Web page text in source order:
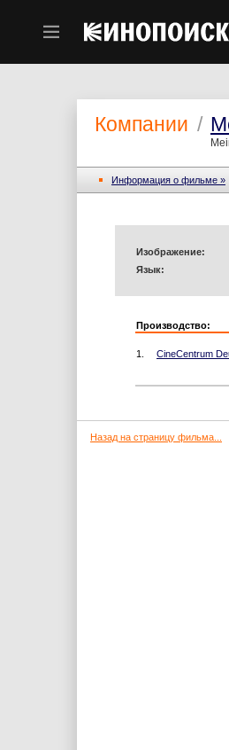
Компании /
Информация o фильме »
Изображение:
Язык:
Производство:
1. CineCentrum
Назад на страницу фильма...